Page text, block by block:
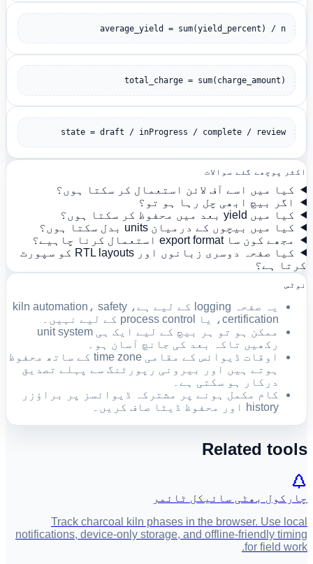
average_yield = sum(yield_percent) / n
total_charge = sum(charge_amount)
state = draft / inProgress / complete / review
اکثر پوچھے گئے سوالات
کیا میں اسے آف لائن استعمال کر سکتا ہوں؟
اگر بیچ ابھی چل رہا ہو تو؟
کیا میں yield بعد میں محفوظ کر سکتا ہوں؟
کیا میں بیچوں کے درمیان units بدل سکتا ہوں؟
مجھے کون سا export format استعمال کرنا چاہیے؟
کیا صفحہ دوسری زبانوں اور RTL layouts کو سپورٹ
کرتا ہے؟
نوٹس
یہ صفحہ logging کے لیے ہے، kiln automation، safety
certification، یا process control کے لیے نہیں۔
ممکن ہو تو ہر بیچ کے لیے ایک ہی unit system
رکھیں تاکہ بعد کی جانچ آسان ہو۔
اوقات ڈیوائس کے مقامی time zone کے ساتھ محفوظ
ہوتے ہیں اور بیرونی رپورٹنگ سے پہلے تصدیق
درکار ہو سکتی ہے۔
کام مکمل ہونے پر مشترکہ ڈیوائسز پر براؤزر
history اور محفوظ ڈیٹا صاف کریں۔
Related tools
چارکول بھٹی سائیکل ٹائمر
Track charcoal kiln phases in the browser. Use local
notifications, device-only storage, and offline-friendly timing
for field work.